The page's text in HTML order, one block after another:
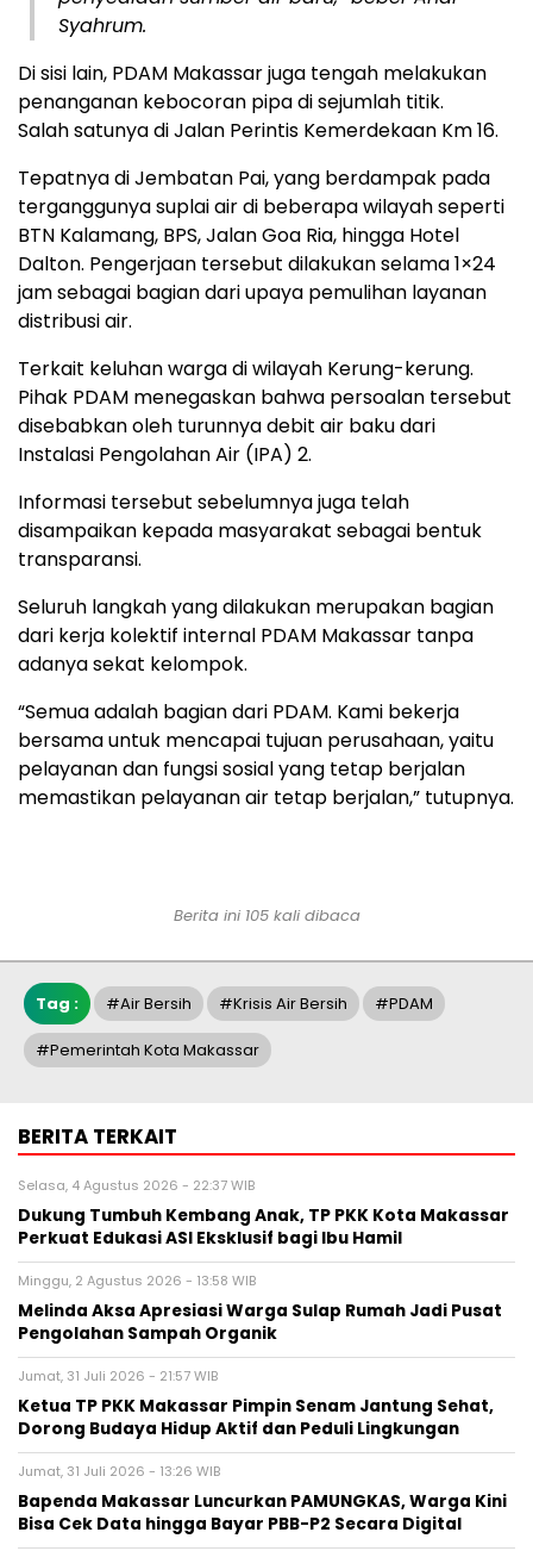
Syahrum.
Di sisi lain, PDAM Makassar juga tengah melakukan
penanganan kebocoran pipa di sejumlah titik.
Salah satunya di Jalan Perintis Kemerdekaan Km 16.
Tepatnya di Jembatan Pai, yang berdampak pada
terganggunya suplai air di beberapa wilayah seperti
BTN Kalamang, BPS, Jalan Goa Ria, hingga Hotel
Dalton. Pengerjaan tersebut dilakukan selama 1×24
jam sebagai bagian dari upaya pemulihan layanan
distribusi air.
Terkait keluhan warga di wilayah Kerung-kerung.
Pihak PDAM menegaskan bahwa persoalan tersebut
disebabkan oleh turunnya debit air baku dari
Instalasi Pengolahan Air (IPA) 2.
Informasi tersebut sebelumnya juga telah
disampaikan kepada masyarakat sebagai bentuk
transparansi.
Seluruh langkah yang dilakukan merupakan bagian
dari kerja kolektif internal PDAM Makassar tanpa
adanya sekat kelompok.
“Semua adalah bagian dari PDAM. Kami bekerja
bersama untuk mencapai tujuan perusahaan, yaitu
pelayanan dan fungsi sosial yang tetap berjalan
memastikan pelayanan air tetap berjalan,” tutupnya.
Berita ini 105 kali dibaca
Tag : #air Bersih #Krisis Air Bersih #PDAM
#pemerintah Kota Makassar
BERITA TERKAIT
Selasa, 4 Agustus 2026 - 22:37 WIB
Dukung Tumbuh Kembang Anak, TP PKK Kota Makassar
Perkuat Edukasi ASI Eksklusif bagi Ibu Hamil
Minggu, 2 Agustus 2026 - 13:58 WIB
Melinda Aksa Apresiasi Warga Sulap Rumah Jadi Pusat
Pengolahan Sampah Organik
Jumat, 31 Juli 2026 - 21:57 WIB
Ketua TP PKK Makassar Pimpin Senam Jantung Sehat,
Dorong Budaya Hidup Aktif dan Peduli Lingkungan
Jumat, 31 Juli 2026 - 13:26 WIB
Bapenda Makassar Luncurkan PAMUNGKAS, Warga Kini
Bisa Cek Data hingga Bayar PBB-P2 Secara Digital